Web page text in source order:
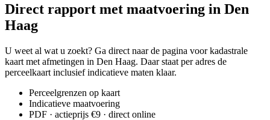
Direct rapport met maatvoering in Den
Haag
U weet al wat u zoekt? Ga direct naar de pagina voor kadastrale
kaart met afmetingen in Den Haag. Daar staat per adres de
perceelkaart inclusief indicatieve maten klaar.
Perceelgrenzen op kaart
Indicatieve maatvoering
PDF · actieprijs €9 · direct online